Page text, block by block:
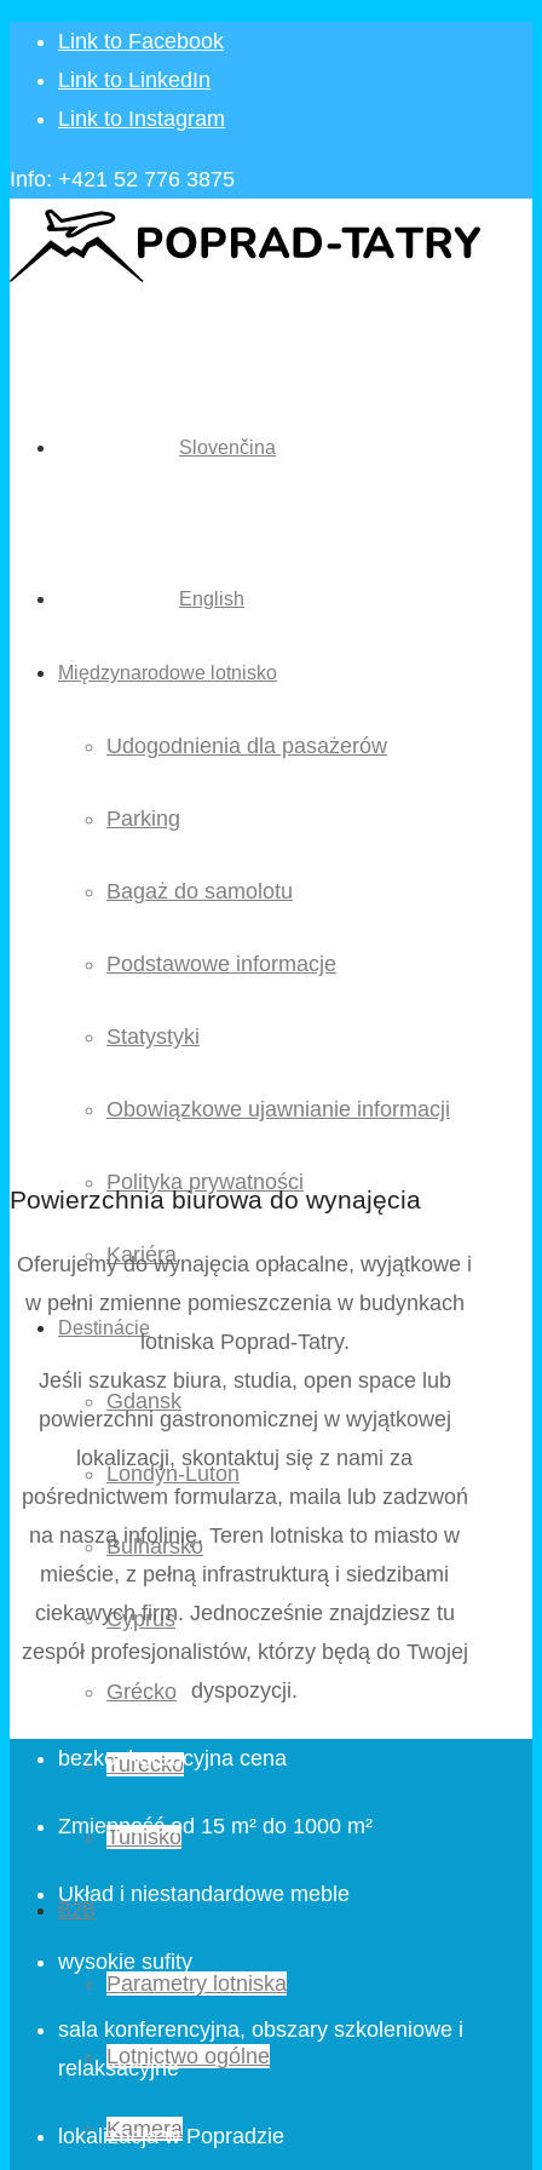
Link to Facebook
Link to LinkedIn
Link to Instagram
Info: +421 52 776 3875
Slovenčina
English
Międzynarodowe lotnisko
Udogodnienia dla pasażerów
Parking
Bagaż do samolotu
Podstawowe informacje
Statystyki
Obowiązkowe ujawnianie informacji
Polityka prywatności
Kariéra
Destinácie
Gdansk
Londýn-Luton
Bulharsko
Cyprus
Grécko
Turecko
Tunisko
B2B
Parametry lotniska
Lotnictwo ogólne
Kamera
Powierzchnia biurowa do wynajęcia
Oferujemy do wynajęcia opłacalne, wyjątkowe i
w pełni zmienne pomieszczenia w budynkach
lotniska Poprad-Tatry.
Jeśli szukasz biura, studia, open space lub
powierzchni gastronomicznej w wyjątkowej
lokalizacji, skontaktuj się z nami za
pośrednictwem formularza, maila lub zadzwoń
na naszą infolinię. Teren lotniska to miasto w
mieście, z pełną infrastrukturą i siedzibami
ciekawych firm. Jednocześnie znajdziesz tu
zespół profesjonalistów, którzy będą do Twojej
dyspozycji.
bezkonkurencyjna cena
Zmienność od 15 m² do 1000 m²
Układ i niestandardowe meble
wysokie sufity
sala konferencyjna, obszary szkoleniowe i
relaksacyjne
lokalizacja w Popradzie